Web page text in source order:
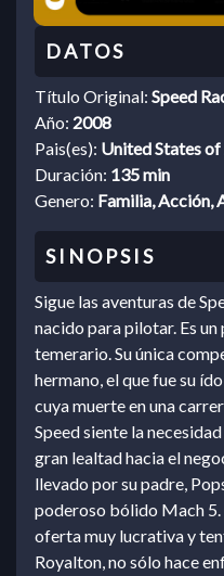
Título Original: Speed
Año: 2008
Pais(es): United States
Duración: 135 min
Genero: Familia, Acción,
Sigue las aventuras de
nacido para pilotar. Es
temerario. Su única
hermano, el que fue su
cuya muerte en una
Speed siente la
gran lealtad hacia el
llevado por su padre,
poderoso bólido Mach 5.
oferta muy lucrativa y
Royalton, no sólo hace